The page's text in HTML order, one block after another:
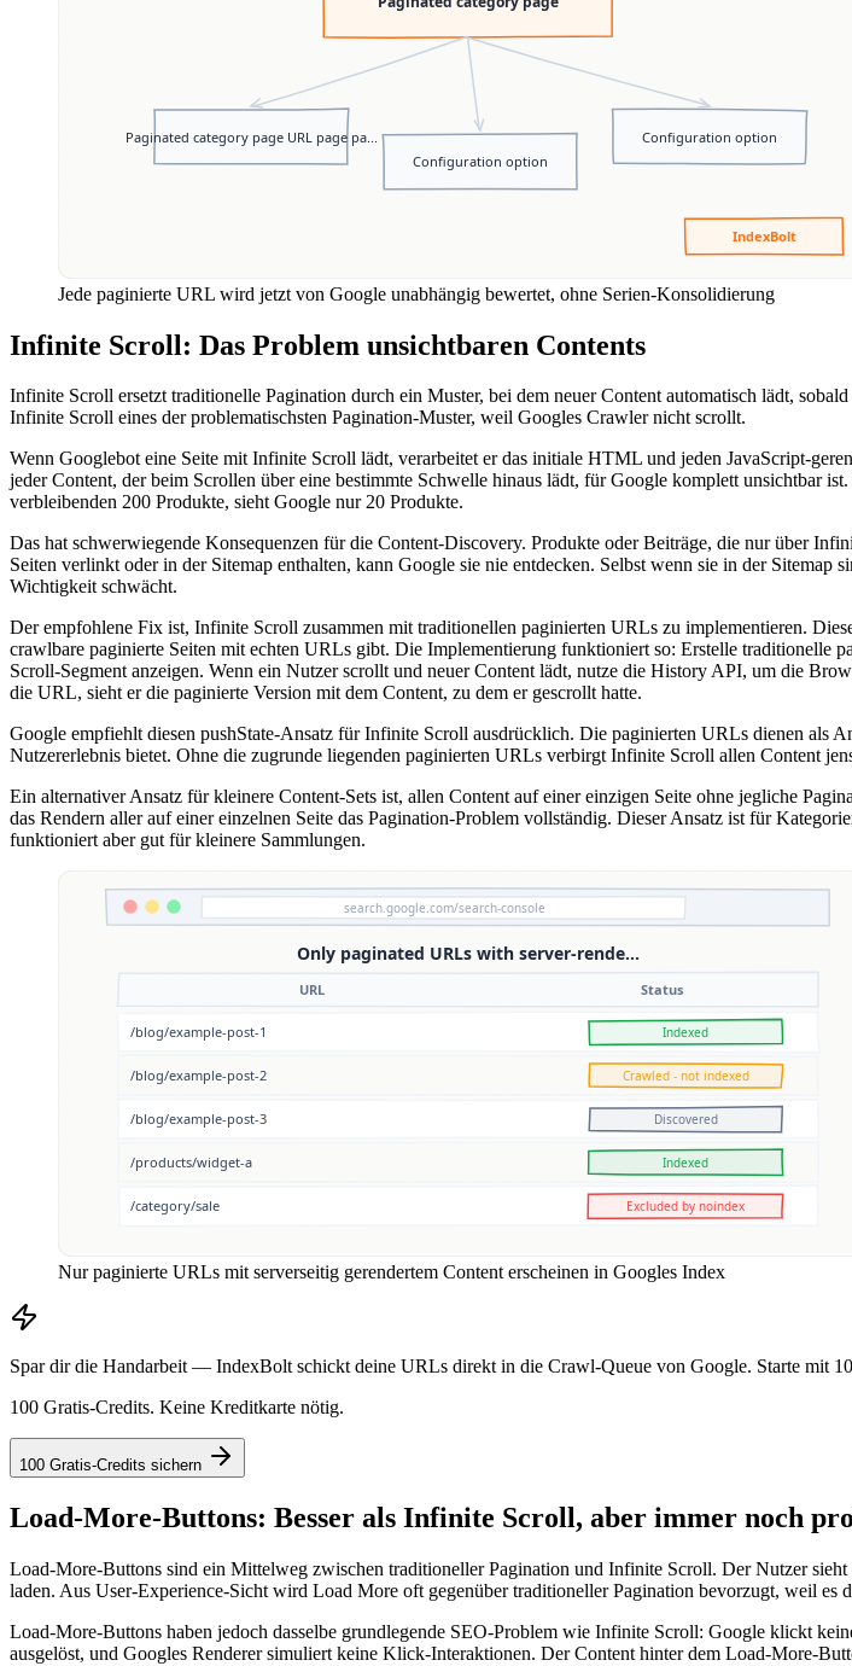
Jede paginierte URL wird jetzt von Google unabhängig bewertet, ohne Serien-Konsolidierung
Infinite Scroll: Das Problem unsichtbaren Contents
Infinite Scroll ersetzt traditionelle Pagination durch ein Muster, bei dem neuer Content automatisch lädt,
Infinite Scroll eines der problematischsten Pagination-Muster, weil Googles Crawler nicht scrollt.
Wenn Googlebot eine Seite mit Infinite Scroll lädt, verarbeitet er das initiale HTML und jeden JavaScript-
jeder Content, der beim Scrollen über eine bestimmte Schwelle hinaus lädt, für Google komplett unsichtbar
verbleibenden 200 Produkte, sieht Google nur 20 Produkte.
Das hat schwerwiegende Konsequenzen für die Content-Discovery. Produkte oder Beiträge, die nur über
Seiten verlinkt oder in der Sitemap enthalten, kann Google sie nie entdecken. Selbst wenn sie in der
Wichtigkeit schwächt.
Der empfohlene Fix ist, Infinite Scroll zusammen mit traditionellen paginierten URLs zu implementieren.
crawlbare paginierte Seiten mit echten URLs gibt. Die Implementierung funktioniert so: Erstelle traditionelle
Scroll-Segment anzeigen. Wenn ein Nutzer scrollt und neuer Content lädt, nutze die History API, um die
die URL, sieht er die paginierte Version mit dem Content, zu dem er gescrollt hatte.
Google empfiehlt diesen pushState-Ansatz für Infinite Scroll ausdrücklich. Die paginierten URLs dienen als
Nutzererlebnis bietet. Ohne die zugrunde liegenden paginierten URLs verbirgt Infinite Scroll allen Content
Ein alternativer Ansatz für kleinere Content-Sets ist, allen Content auf einer einzigen Seite ohne jegliche
das Rendern aller auf einer einzelnen Seite das Pagination-Problem vollständig. Dieser Ansatz ist für
funktioniert aber gut für kleinere Sammlungen.
Nur paginierte URLs mit serverseitig gerendertem Content erscheinen in Googles Index
Spar dir die Handarbeit — IndexBolt schickt deine URLs direkt in die Crawl-Queue von Google. Starte mit
100 Gratis-Credits. Keine Kreditkarte nötig.
100 Gratis-Credits sichern
Load-More-Buttons: Besser als Infinite Scroll, aber immer noch
Load-More-Buttons sind ein Mittelweg zwischen traditioneller Pagination und Infinite Scroll. Der Nutzer
laden. Aus User-Experience-Sicht wird Load More oft gegenüber traditioneller Pagination bevorzugt, weil es
Load-More-Buttons haben jedoch dasselbe grundlegende SEO-Problem wie Infinite Scroll: Google klickt
ausgelöst, und Googles Renderer simuliert keine Klick-Interaktionen. Der Content hinter dem Load-More-